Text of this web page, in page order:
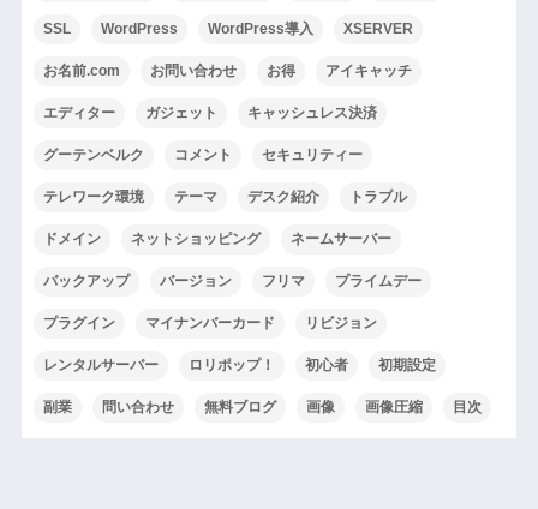
SSL WordPress WordPress導入 XSERVER
お名前.com お問い合わせ お得 アイキャッチ
エディター ガジェット キャッシュレス決済
グーテンベルク コメント セキュリティー
テレワーク環境 テーマ デスク紹介 トラブル
ドメイン ネットショッピング ネームサーバー
バックアップ バージョン フリマ プライムデー
プラグイン マイナンバーカード リビジョン
レンタルサーバー ロリポップ！ 初心者 初期設定
副業 問い合わせ 無料ブログ 画像 画像圧縮 目次